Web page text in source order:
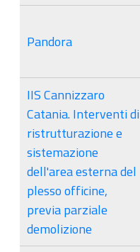
Pandora
IIS Cannizzaro
Catania. Interventi di
ristrutturazione e
sistemazione
dell'area esterna del
plesso officine,
previa parziale
demolizione